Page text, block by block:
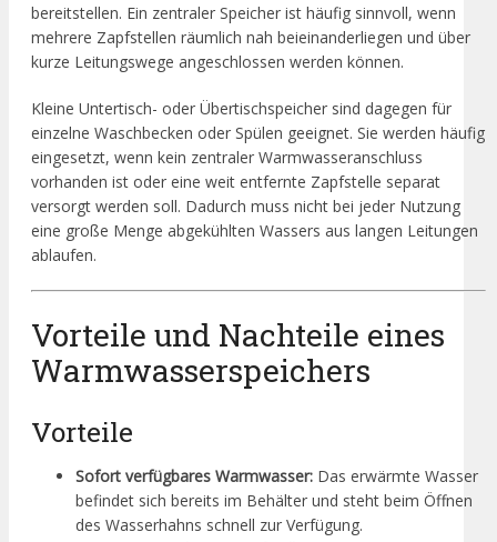
bereitstellen. Ein zentraler Speicher ist häufig sinnvoll, wenn
mehrere Zapfstellen räumlich nah beieinanderliegen und über
kurze Leitungswege angeschlossen werden können.
Kleine Untertisch- oder Übertischspeicher sind dagegen für
einzelne Waschbecken oder Spülen geeignet. Sie werden häufig
eingesetzt, wenn kein zentraler Warmwasseranschluss
vorhanden ist oder eine weit entfernte Zapfstelle separat
versorgt werden soll. Dadurch muss nicht bei jeder Nutzung
eine große Menge abgekühlten Wassers aus langen Leitungen
ablaufen.
Vorteile und Nachteile eines
Warmwasserspeichers
Vorteile
Sofort verfügbares Warmwasser: Das erwärmte Wasser
befindet sich bereits im Behälter und steht beim Öffnen
des Wasserhahns schnell zur Verfügung.